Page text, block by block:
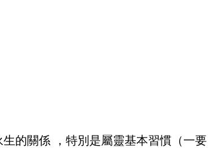
的關係 ，特別是屬靈基本習慣（一要